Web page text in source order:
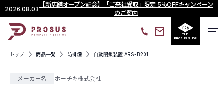
2026.08.03
【新店舗オープン記念】「ご来社受取」限定 5％OFFキャンペーン
のご案内
THE
PROSUS SHOP
トップ 商品一覧 防排煙 自動閉鎖装置 ARS-B201
メーカー名 ホーチキ株式会社